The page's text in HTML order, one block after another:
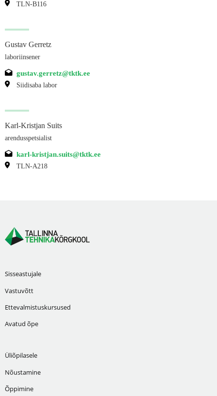
TLN-B116
Gustav Gerretz
laboriinsener
gustav.gerretz@tktk.ee
Siidisaba labor
Karl-Kristjan Suits
arendusspetsialist
karl-kristjan.suits@tktk.ee
TLN-A218
Sisseastujale
Vastuvõtt
Ettevalmistuskursused
Avatud õpe
Üliõpilasele
Nõustamine
Õppimine